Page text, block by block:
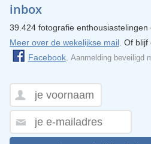
inbox
39.424 fotografie enthousiastelingen
Meer over de wekelijkse mail. Of blijf
Facebook. Aanmelding beveiligd